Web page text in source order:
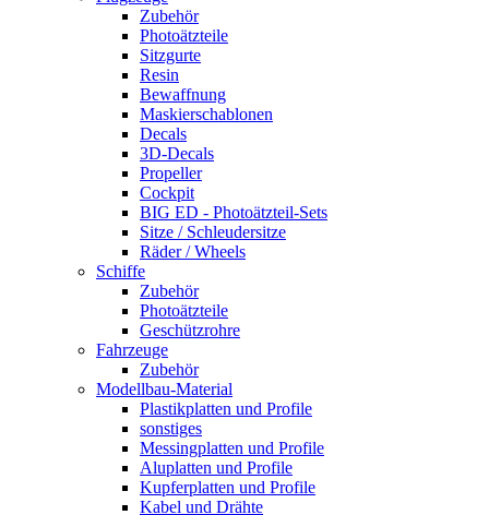
Zubehör
Photoätzteile
Sitzgurte
Resin
Bewaffnung
Maskierschablonen
Decals
3D-Decals
Propeller
Cockpit
BIG ED - Photoätzteil-Sets
Sitze / Schleudersitze
Räder / Wheels
Schiffe
Zubehör
Photoätzteile
Geschützrohre
Fahrzeuge
Zubehör
Modellbau-Material
Plastikplatten und Profile
sonstiges
Messingplatten und Profile
Aluplatten und Profile
Kupferplatten und Profile
Kabel und Drähte